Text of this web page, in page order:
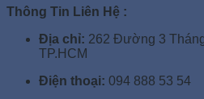
Thông Tin Liên Hệ :
Địa chỉ: 262 Đường 3
TP.HCM
Điện thoại: 094 888 53 54